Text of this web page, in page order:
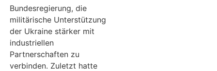
Bundesregierung, die
militärische Unterstützung
der Ukraine stärker mit
industriellen
Partnerschaften zu
verbinden. Zuletzt hatte